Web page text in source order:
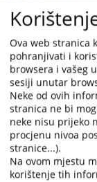
Ova web stranica
pohranjivati i
browsera i vašeg
sesiji unutar
Neke od ovih
stranica ne bi
neke nisu prijeko
procjenu nivoa
stranice...).
Na ovom mjestu
korištenje tih